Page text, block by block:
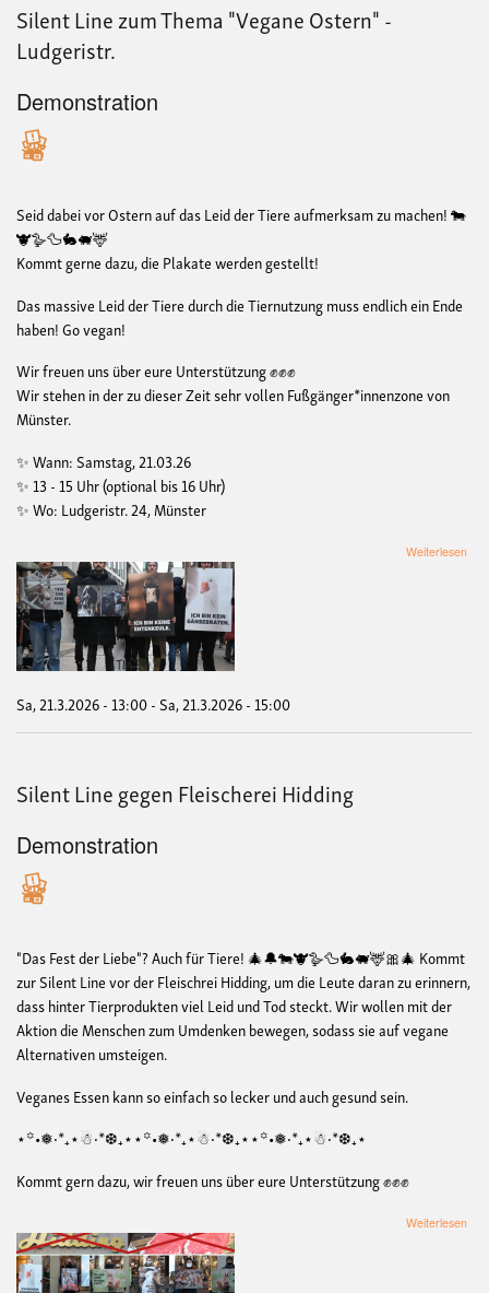
Silent Line zum Thema "Vegane Ostern" -
Ludgeristr.
Demonstration
Seid dabei vor Ostern auf das Leid der Tiere aufmerksam zu machen! 🐄
🐮🪿🦆🐇🐖🦌
Kommt gerne dazu, die Plakate werden gestellt!
Das massive Leid der Tiere durch die Tiernutzung muss endlich ein Ende
haben! Go vegan!
Wir freuen uns über eure Unterstützung ✊✊✊
Wir stehen in der zu dieser Zeit sehr vollen Fußgänger*innenzone von
Münster.
✨ Wann: Samstag, 21.03.26
✨ 13 - 15 Uhr (optional bis 16 Uhr)
✨ Wo: Ludgeristr. 24, Münster
Weiterlesen
Sa, 21.3.2026 - 13:00-Sa, 21.3.2026 - 15:00
Silent Line gegen Fleischerei Hidding
Demonstration
"Das Fest der Liebe"? Auch für Tiere! 🎄🔔🐄🐮🪿🦆🐇🐖🦌🎀🎄 Kommt
zur Silent Line vor der Fleischrei Hidding, um die Leute daran zu erinnern,
dass hinter Tierprodukten viel Leid und Tod steckt. Wir wollen mit der
Aktion die Menschen zum Umdenken bewegen, sodass sie auf vegane
Alternativen umsteigen.
Veganes Essen kann so einfach so lecker und auch gesund sein.
⋆꙳•❅‧*₊⋆☃︎‧*❆₊⋆⋆꙳•❅‧*₊⋆☃︎‧*❆₊⋆⋆꙳•❅‧*₊⋆☃︎‧*❆₊⋆
Kommt gern dazu, wir freuen uns über eure Unterstützung ✊✊✊
Weiterlesen